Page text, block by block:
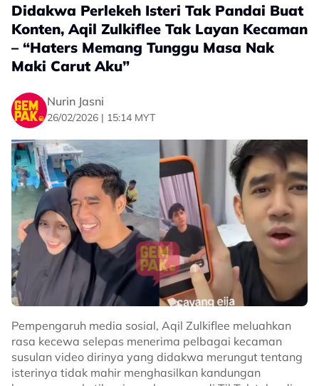
Didakwa Perlekeh Isteri Tak Pandai Buat
Konten, Aqil Zulkiflee Tak Layan Kecaman
– “Haters Memang Tunggu Masa Nak
Maki Carut Aku”
Nurin Jasni
26/02/2026 | 15:14 MYT
Pempengaruh media sosial, Aqil Zulkiflee meluahkan
rasa kecewa selepas menerima pelbagai kecaman
susulan video dirinya yang didakwa merungut tentang
isterinya tidak mahir menghasilkan kandungan